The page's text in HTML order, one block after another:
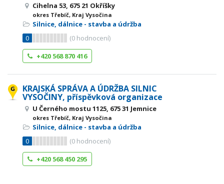
Cihelna 53, 675 21 Okříšky
okres Třebíč, Kraj Vysočina
Silnice, dálnice - stavba a údržba
0
(0 hodnocení)
+420 568 870 416
KRAJSKÁ SPRÁVA A ÚDRŽBA SILNIC
VYSOČINY, příspěvková organizace
U Černého mostu 1125, 675 31 Jemnice
okres Třebíč, Kraj Vysočina
Silnice, dálnice - stavba a údržba
0
(0 hodnocení)
+420 568 450 295